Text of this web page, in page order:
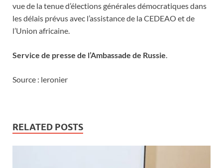
vue de la tenue d’élections générales démocratiques dans
les délais prévus avec l’assistance de la CEDEAO et de
l’Union africaine.
Service de presse de l’Ambassade de Russie
Source : leronier
RELATED POSTS